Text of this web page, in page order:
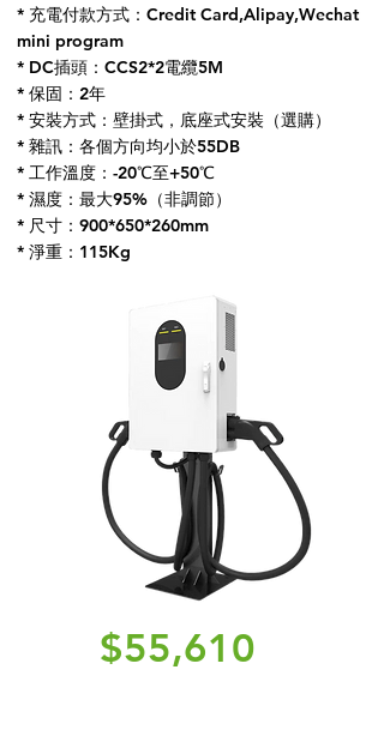
* 充電付款方式：Credit Card,Alipay,Wechat
mini program
* DC插頭：CCS2*2電纜5M
* 保固：2年
* 安裝方式：壁掛式，底座式安裝（選購）
* 雜訊：各個方向均小於55DB
* 工作溫度：-20℃至+50℃
* 濕度：最大95%（非調節）
* 尺寸：900*650*260mm
* 淨重：115Kg
$55,610